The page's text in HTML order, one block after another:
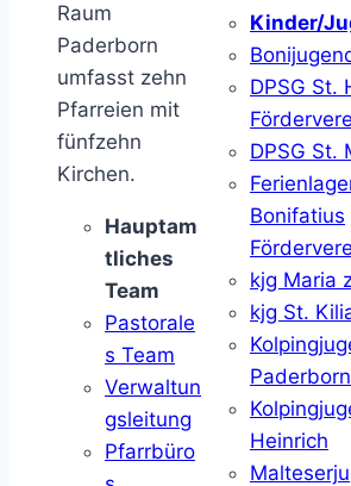
Raum
Paderborn
umfasst zehn
Pfarreien mit
fünfzehn
Kirchen.
Hauptam
tliches
Team
Pastorale
s Team
Verwaltun
gsleitung
Pfarrbüro
Kinder/
DPSG St.
DPSG St.
Bonifatius
kjg Maria
kjg St.
Heinrich